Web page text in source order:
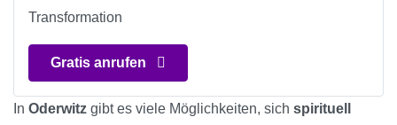
Transformation
Gratis anrufen
In Oderwitz gibt es viele Möglichkeiten, sich spirituell